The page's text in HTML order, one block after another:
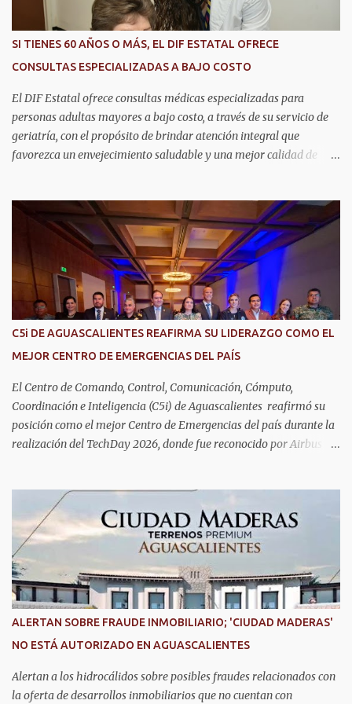
SI TIENES 60 AÑOS O MÁS, EL DIF ESTATAL OFRECE
CONSULTAS ESPECIALIZADAS A BAJO COSTO
El DIF Estatal ofrece consultas médicas especializadas para
personas adultas mayores a bajo costo, a través de su servicio de
geriatría, con el propósito de brindar atención integral que
favorezca un envejecimiento saludable y una mejor calidad de
fundamentalmente en la prevención, el diagnóstico y tratamiento
de las enfermedades más comunes en las personas mayores de 60
años, como diabetes, hipertensión, deterioro cognitivo y
alzhéimer, entre otros padecimientos. "Nuestros adultos mayores
son el corazón de muchas familias y merecen todo nuestro respeto,
cuidado y reconocimiento; por eso, en el DIF Estatal impulsamos
servicios que les ayuden a cuidar su salud y a vivir esta etapa con
presidenta del DIF Estatal. Para acceder al servicio, las y los
interesados deben acudir a la Dirección de Servi...
C5i DE AGUASCALIENTES REAFIRMA SU LIDERAZGO COMO EL
MEJOR CENTRO DE EMERGENCIAS DEL PAÍS
El Centro de Comando, Control, Comunicación, Cómputo,
Coordinación e Inteligencia (C5i) de Aguascalientes reafirmó su
posición como el mejor Centro de Emergencias del país durante la
realización del TechDay 2026, donde fue reconocido por Airbus
seguridad pública y la atención de emergencias. Este encuentro
reunió a autoridades, especialistas nacionales e internacionales y
representantes de instituciones de seguridad para intercambiar
conocimientos y conocer las tendencias más avanzadas en la
materia. La titular del C5i, Michelle Olmos Álvarez, señaló que este
reconocimiento es resultado de la capacidad operativa, la
infraestructura tecnológica de vanguardia y los modelos
innovadores de coordinación institucional que distinguen al C5i de
Aguascalientes, posicionándose como un referente nacional en
materia de atención de emergencias. "Bajo el liderazgo de la
goberna...
ALERTAN SOBRE FRAUDE INMOBILIARIO; 'CIUDAD MADERAS'
NO ESTÁ AUTORIZADO EN AGUASCALIENTES
Alertan a los hidrocálidos sobre posibles fraudes relacionados con
la oferta de desarrollos inmobiliarios que no cuentan con